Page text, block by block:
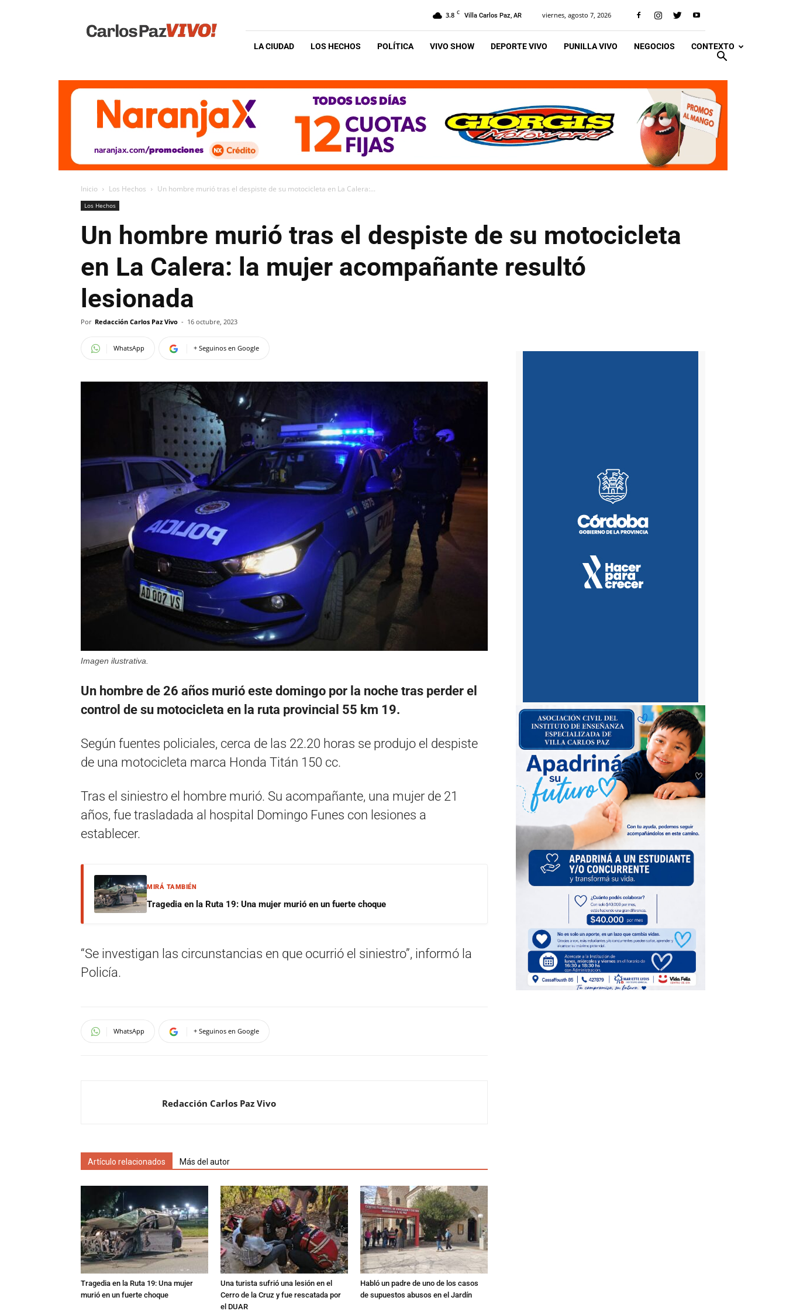
Vivo
3.8 C Villa Carlos Paz, AR viernes, agosto 7, 2026
LA CIUDAD LOS HECHOS POLÍTICA VIVO SHOW DEPORTE VIVO PUNILLA VIVO NEGOCIOS CONTEXTO
Inicio Los Hechos Un hombre murió tras el despiste de su motocicleta en La Calera:...
Los Hechos
Un hombre murió tras el despiste de su motocicleta
en La Calera: la mujer acompañante resultó
lesionada
Por Redacción Carlos Paz Vivo - 16 octubre, 2023
WhatsApp + Seguinos en Google
Imagen ilustrativa.
Un hombre de 26 años murió este domingo por la noche tras perder el
control de su motocicleta en la ruta provincial 55 km 19.
Según fuentes policiales, cerca de las 22.20 horas se produjo el despiste
de una motocicleta marca Honda Titán 150 cc.
Tras el siniestro el hombre murió. Su acompañante, una mujer de 21
años, fue trasladada al hospital Domingo Funes con lesiones a
establecer.
MIRÁ TAMBIÉN
Tragedia en la Ruta 19: Una mujer murió en un fuerte choque
“Se investigan las circunstancias en que ocurrió el siniestro”, informó la
Policía.
WhatsApp + Seguinos en Google
Redacción Carlos Paz Vivo
Artículo relacionados Más del autor
Tragedia en la Ruta 19: Una mujer
murió en un fuerte choque
Una turista sufrió una lesión en el
Cerro de la Cruz y fue rescatada por
el DUAR
Habló un padre de uno de los casos
de supuestos abusos en el Jardín